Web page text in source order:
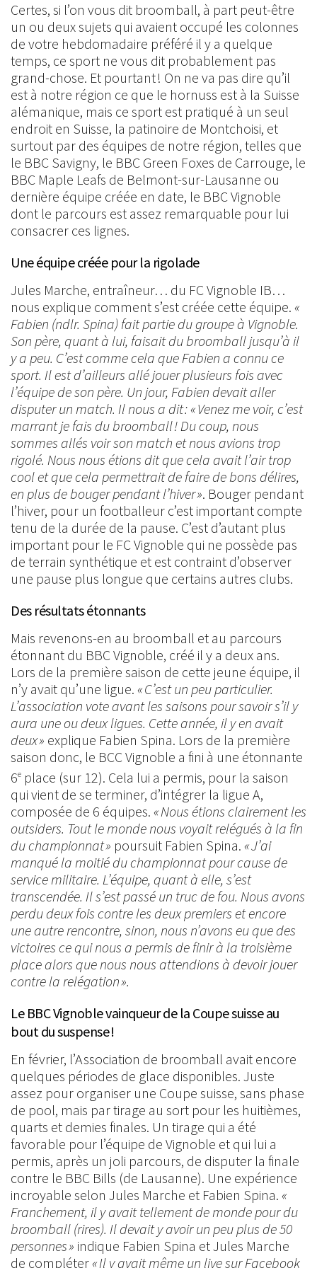
Certes, si l’on vous dit broomball, à part peut-être
un ou deux sujets qui avaient occupé les colonnes
de votre hebdomadaire préféré il y a quelque
temps, ce sport ne vous dit probablement pas
grand-chose. Et pourtant ! On ne va pas dire qu’il
est à notre région ce que le hornuss est à la Suisse
alémanique, mais ce sport est pratiqué à un seul
endroit en Suisse, la patinoire de Montchoisi, et
surtout par des équipes de notre région, telles que
le BBC Savigny, le BBC Green Foxes de Carrouge, le
BBC Maple Leafs de Belmont-sur-Lausanne ou
dernière équipe créée en date, le BBC Vignoble
dont le parcours est assez remarquable pour lui
consacrer ces lignes.
Une équipe créée pour la rigolade
Jules Marche, entraîneur… du FC Vignoble IB…
nous explique comment s’est créée cette équipe. «
Fabien (ndlr. Spina) fait partie du groupe à Vignoble.
Son père, quant à lui, faisait du broomball jusqu’à il
y a peu. C’est comme cela que Fabien a connu ce
sport. Il est d’ailleurs allé jouer plusieurs fois avec
l’équipe de son père. Un jour, Fabien devait aller
disputer un match. Il nous a dit : « Venez me voir, c’est
marrant je fais du broomball ! Du coup, nous
sommes allés voir son match et nous avions trop
rigolé. Nous nous étions dit que cela avait l’air trop
cool et que cela permettrait de faire de bons délires,
en plus de bouger pendant l’hiver ». Bouger pendant
l’hiver, pour un footballeur c’est important compte
tenu de la durée de la pause. C’est d’autant plus
important pour le FC Vignoble qui ne possède pas
de terrain synthétique et est contraint d’observer
une pause plus longue que certains autres clubs.
Des résultats étonnants
Mais revenons-en au broomball et au parcours
étonnant du BBC Vignoble, créé il y a deux ans.
Lors de la première saison de cette jeune équipe, il
n’y avait qu’une ligue. « C’est un peu particulier.
L’association vote avant les saisons pour savoir s’il y
aura une ou deux ligues. Cette année, il y en avait
deux » explique Fabien Spina. Lors de la première
saison donc, le BCC Vignoble a fini à une étonnante
6e place (sur 12). Cela lui a permis, pour la saison
qui vient de se terminer, d’intégrer la ligue A,
composée de 6 équipes. « Nous étions clairement les
outsiders. Tout le monde nous voyait relégués à la fin
du championnat » poursuit Fabien Spina. « J’ai
manqué la moitié du championnat pour cause de
service militaire. L’équipe, quant à elle, s’est
transcendée. Il s’est passé un truc de fou. Nous avons
perdu deux fois contre les deux premiers et encore
une autre rencontre, sinon, nous n’avons eu que des
victoires ce qui nous a permis de finir à la troisième
place alors que nous nous attendions à devoir jouer
contre la relégation ».
Le BBC Vignoble vainqueur de la Coupe suisse au
bout du suspense !
En février, l’Association de broomball avait encore
quelques périodes de glace disponibles. Juste
assez pour organiser une Coupe suisse, sans phase
de pool, mais par tirage au sort pour les huitièmes,
quarts et demies finales. Un tirage qui a été
favorable pour l’équipe de Vignoble et qui lui a
permis, après un joli parcours, de disputer la finale
contre le BBC Bills (de Lausanne). Une expérience
incroyable selon Jules Marche et Fabien Spina. «
Franchement, il y avait tellement de monde pour du
broomball (rires). Il devait y avoir un peu plus de 50
personnes » indique Fabien Spina et Jules Marche
de compléter « Il y avait même un live sur Facebook